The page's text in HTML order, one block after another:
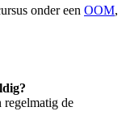
onder een OOM,
de